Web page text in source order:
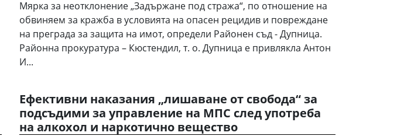
Мярка за неотклонение „Задържане под стража“, по отношение на
обвиняем за кражба в условията на опасен рецидив и повреждане
на преграда за защита на имот, определи Районен съд - Дупница.
Районна прокуратура – Кюстендил, т. о. Дупница е привлякла Антон
И...
Ефективни наказания „лишаване от свобода“ за
подсъдими за управление на МПС след употреба
на алкохол и наркотично вещество